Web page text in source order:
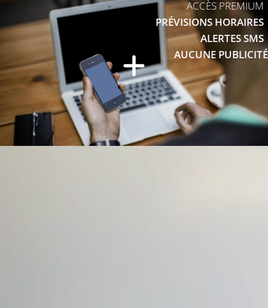
ACCÈS PREMIUM
PRÉVISIONS HORAIRES
ALERTES SMS
AUCUNE PUBLICITÉ